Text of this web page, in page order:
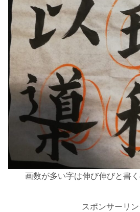
画数が多い字は伸び伸びと書く
スポンサーリン